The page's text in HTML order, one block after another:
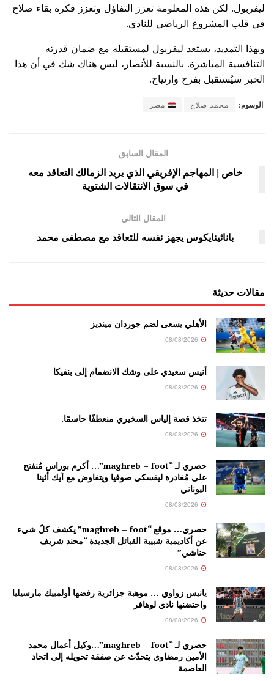
ليفربول. لكن هذه المعلومة تعزز التفاؤل وتعزز فكرة بقاء صلاح
في قلب المشروع الرياضي للنادي.
وبهذا التمديد، يستعد ليفربول لمستقبله مع ضمان قدرته
التنافسية المباشرة. بالنسبة للأنصار، ليس هناك شك في أن هذا
الخبر سيُستقبل بفرح وارتياح.
الوسوم: محمد صلاح مصر
المقال السابق
خاص | المهاجم الإفريقي الذي يريد الزمالك التعاقد معه
في سوق الانتقالات الشتوية
المقال التالي
باناثينايكوس يجهز نفسه للتعاقد مع مصطفى محمد
مقالات حديثة
الأهلي يسعى لضم جوردان مينديز
أنيس سعيدي على وشك الانضمام إلى بنفيكا
تتخذ قصة إلياس السخيري منعطفًا حاسمًا.
حصري لـ “maghreb – foot”… أكرم بوراس مُنفتح
على مُغادرة ليفسكي صوفيا ويتفاوض مع آيك أثينا
اليوناني
حصري… موقع “maghreb – foot” يكشف كلّ شيء
عن أكاديمية شبيبة القبائل الجديدة “محند شريف
حناشي”
يانيس زواوي … موهبة جزائرية رفضها أولمبيك مارسيليا
واحتضنها نادي لوهافر
حصري لـ “maghreb – foot”…وكيل أعمال محمد
الأمين رمضاوي يتحدّث عن صفقة تحويله إلى اتحاد
العاصمة